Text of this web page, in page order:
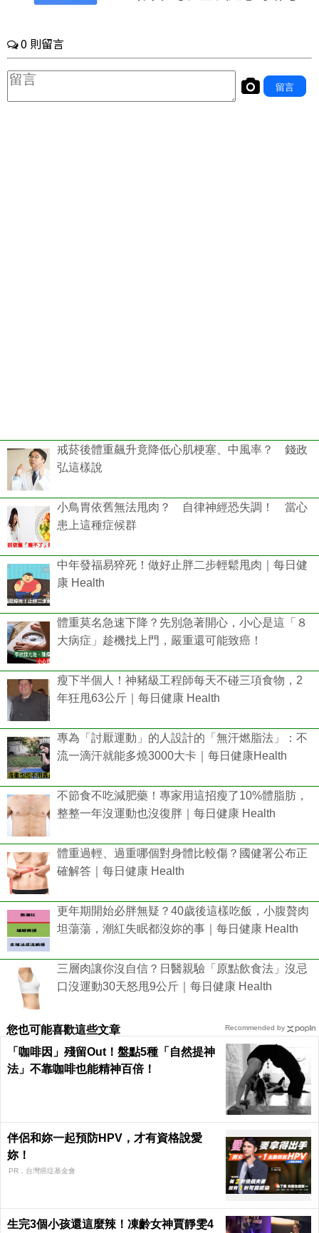
戒菸後體重飆升竟降低心肌梗塞、中風率？ 錢政
弘這樣說
小鳥胃依舊無法甩肉？ 自律神經恐失調！ 當心
患上這種症候群
中年發福易猝死！做好止胖二步輕鬆甩肉｜每日健
康 Health
體重莫名急速下降？先別急著開心，小心是這「８
大病症」趁機找上門，嚴重還可能致癌！
瘦下半個人！神豬級工程師每天不碰三項食物，2
年狂甩63公斤｜每日健康 Health
專為「討厭運動」的人設計的「無汗燃脂法」：不
流一滴汗就能多燒3000大卡｜每日健康Health
不節食不吃減肥藥！專家用這招瘦了10%體脂肪，
整整一年沒運動也沒復胖｜每日健康 Health
體重過輕、過重哪個對身體比較傷？國健署公布正
確解答｜每日健康 Health
更年期開始必胖無疑？40歲後這樣吃飯，小腹贅肉
坦蕩蕩，潮紅失眠都沒妳的事｜每日健康 Health
三層肉讓你沒自信？日醫親驗「原點飲食法」沒忌
口沒運動30天怒甩9公斤｜每日健康 Health
您也可能喜歡這些文章
「咖啡因」殘留Out！盤點5種「自然提神
法」不靠咖啡也能精神百倍！
伴侶和妳一起預防HPV，才有資格說愛
妳！
PR．台灣癌症基金會
生完3個小孩還這麼辣！凍齡女神賈靜雯4
Recommended by